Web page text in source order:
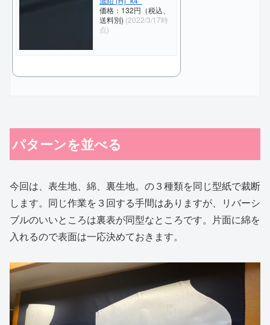
価格：132円（税込、
送料別) (2022/3/17時
点)
パターンを並べる
今回は、表生地、綿、裏生地。の３種類を同じ型紙で裁断
します。同じ作業を３回する手間はありますが、リバーシ
ブルのいいところは裏表が同型なところです。片面に綿を
入れるので表面は一応決めておきます。